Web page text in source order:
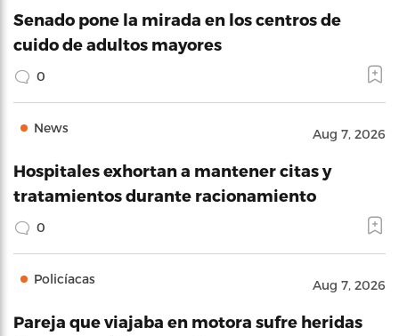
Senado pone la mirada en los centros de
cuido de adultos mayores
0
News Aug 7, 2026
Hospitales exhortan a mantener citas y
tratamientos durante racionamiento
0
Policíacas Aug 7, 2026
Pareja que viajaba en motora sufre heridas